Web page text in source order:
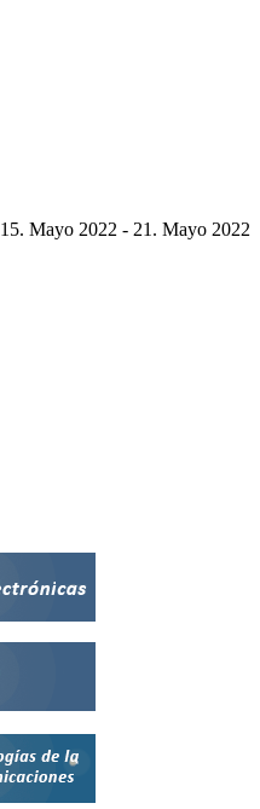
15. Mayo 2022 - 21. Mayo 2022